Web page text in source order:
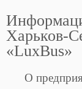
Харьков-
«LuxBus»
О